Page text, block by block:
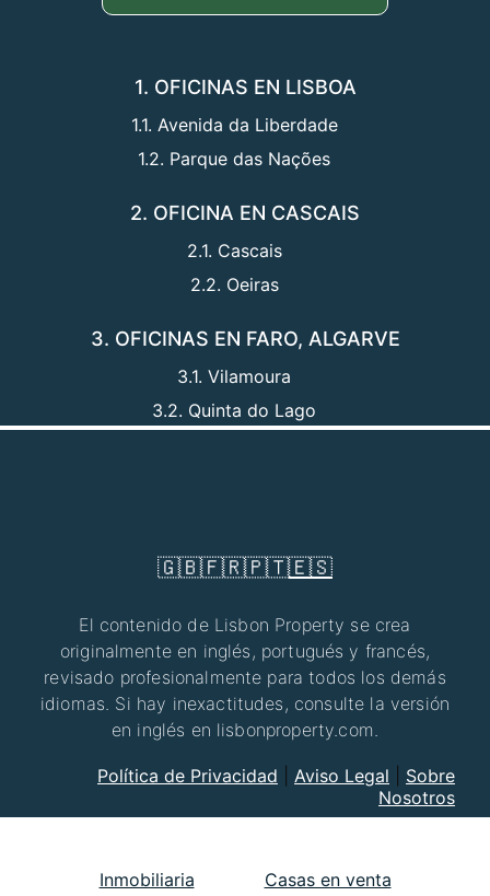
1. OFICINAS EN LISBOA
1.1. Avenida da Liberdade
1.2. Parque das Nações
2. OFICINA EN CASCAIS
2.1. Cascais
2.2. Oeiras
3. OFICINAS EN FARO, ALGARVE
3.1. Vilamoura
3.2. Quinta do Lago
🇬🇧🇫🇷🇵🇹🇪🇸
El contenido de Lisbon Property se crea
originalmente en inglés, portugués y francés,
revisado profesionalmente para todos los demás
idiomas. Si hay inexactitudes, consulte la versión
en inglés en lisbonproperty.com.
Política de Privacidad Aviso Legal
Sobre
Nosotros
Inmobiliaria Casas en venta